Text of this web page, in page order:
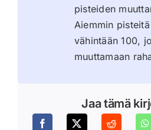
pisteiden
Aiemmin
vähintään 100,
muuttamaan
Jaa tämä